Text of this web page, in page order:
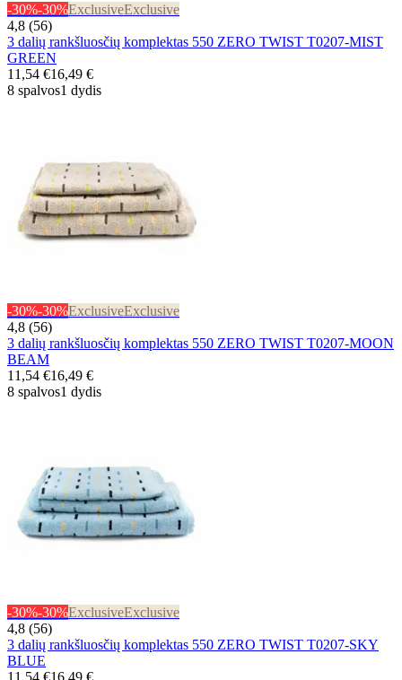
-30%-30%ExclusiveExclusive
4,8 (56)
3 dalių rankšluosčių komplektas 550 ZERO TWIST T0207-MIST
GREEN
11,54 €16,49 €
8 spalvos1 dydis
-30%-30%ExclusiveExclusive
4,8 (56)
3 dalių rankšluosčių komplektas 550 ZERO TWIST T0207-MOON
BEAM
11,54 €16,49 €
8 spalvos1 dydis
-30%-30%ExclusiveExclusive
4,8 (56)
3 dalių rankšluosčių komplektas 550 ZERO TWIST T0207-SKY
BLUE
11,54 €16,49 €